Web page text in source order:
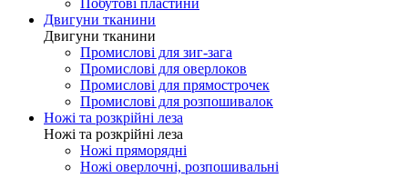
Побутові пластини
Двигуни тканини
Двигуни тканини
Промислові для зиг-зага
Промислові для оверлоков
Промислові для прямострочек
Промислові для розпошивалок
Ножі та розкрійні леза
Ножі та розкрійні леза
Ножі пряморядні
Ножі оверлочні, розпошивальні